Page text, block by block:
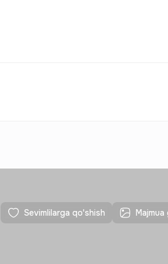
Sevimlilarga qo'shish Majmua